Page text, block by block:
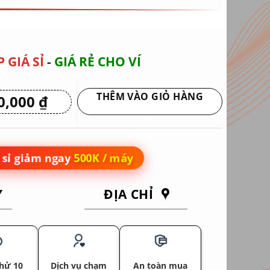
GIÁ SỈ- GIÁ RẺ CHO VÍ
₫Giá
tại
19,050,000 ₫.
THÊM VÀO GIỎ HÀNG
giảm ngay500K / máy
ĐỊA CHỈ
10
Dịch vụ chạm
An toàn mua